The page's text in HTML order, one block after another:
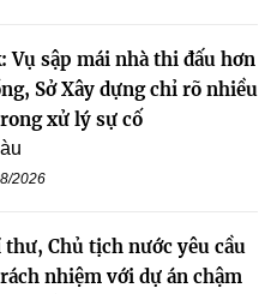
Vụ sập mái nhà thi đấu hơn
Sở Xây dựng chỉ rõ nhiều
xử lý sự cố
2026
thư, Chủ tịch nước yêu cầu
nhiệm với dự án chậm